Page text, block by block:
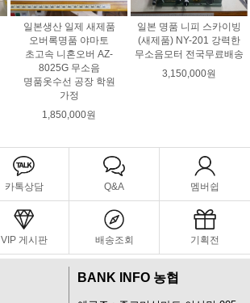
일본생산 일제 새제품
오버록명품 야마토
초고속 니혼오버 AZ-
8025G 무소음
명품옷수선 공장 학원
가정
1,850,000원
일본 명품 니피 스카이빙
(새제품) NY-201 강력한
무소음모터 전국무료배송
3,150,000원
카톡상담 Q&A 멤버쉽
VIP 게시판 배송조회 기획전
BANK INFO 농협